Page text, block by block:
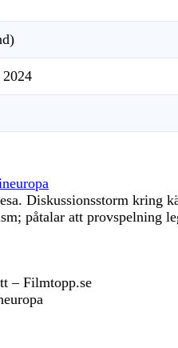
Diskussionsstorm kring
påtalar att provspelning
– Filmtopp.se